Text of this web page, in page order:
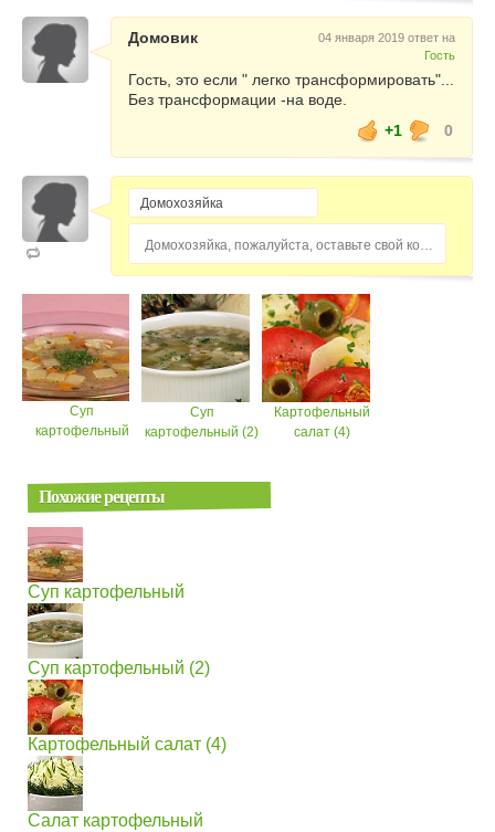
Домовик
04 января 2019 ответ на
Гость
Гость, это если " легко трансформировать"...
Без трансформации -на воде.
+1
0
Домохозяйка, пожалуйста, оставьте свой комментарий...
Суп
картофельный
Суп
картофельный (2)
Картофельный
салат (4)
Похожие рецепты
Суп картофельный
Суп картофельный (2)
Картофельный салат (4)
Салат картофельный